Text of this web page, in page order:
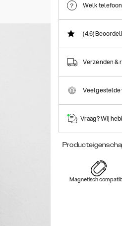
Welk
(4.6)
Verzenden &
Veelgestelde
Vraag? Wij
Magnetisch